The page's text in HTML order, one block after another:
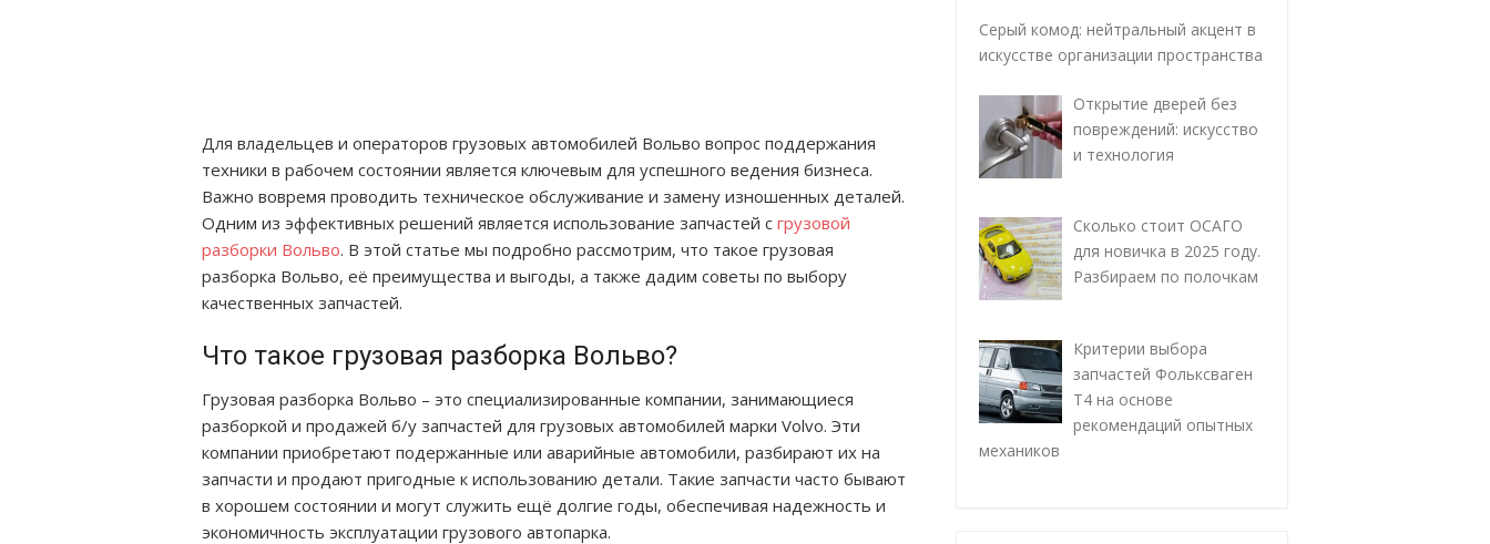
Для владельцев и операторов грузовых автомобилей Вольво вопрос поддержания
техники в рабочем состоянии является ключевым для успешного ведения бизнеса.
Важно вовремя проводить техническое обслуживание и замену изношенных деталей.
Одним из эффективных решений является использование запчастей с грузовой
разборки Вольво. В этой статье мы подробно рассмотрим, что такое грузовая
разборка Вольво, её преимущества и выгоды, а также дадим советы по выбору
качественных запчастей.
Что такое грузовая разборка Вольво?
Грузовая разборка Вольво – это специализированные компании, занимающиеся
разборкой и продажей б/у запчастей для грузовых автомобилей марки Volvo. Эти
компании приобретают подержанные или аварийные автомобили, разбирают их на
запчасти и продают пригодные к использованию детали. Такие запчасти часто бывают
в хорошем состоянии и могут служить ещё долгие годы, обеспечивая надежность и
экономичность эксплуатации грузового автопарка.
Серый комод: нейтральный акцент в
искусстве организации пространства
Открытие дверей без
повреждений: искусство
и технология
Сколько стоит ОСАГО
для новичка в 2025 году.
Разбираем по полочкам
Критерии выбора
запчастей Фольксваген
Т4 на основе
рекомендаций опытных
механиков